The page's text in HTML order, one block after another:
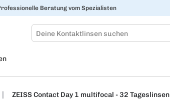
Beratung vom Spezialisten
ZEISS Contact Day 1 multifocal - 32 Tageslinsen